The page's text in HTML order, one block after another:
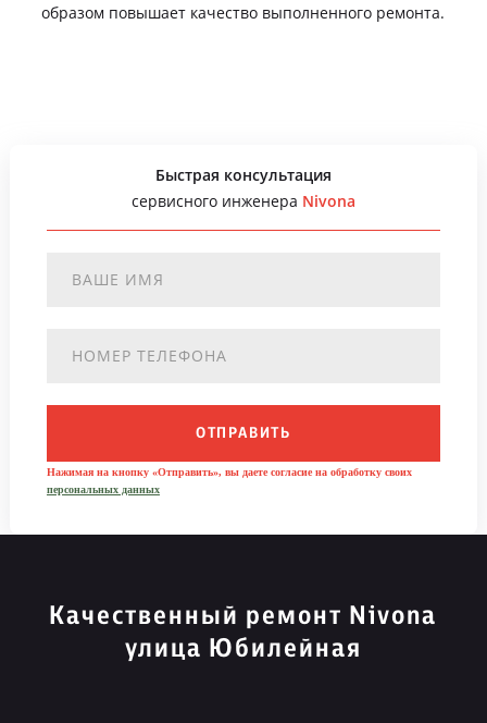
образом повышает качество выполненного ремонта.
Быстрая консультация
сервисного инженера Nivona
ОТПРАВИТЬ
Нажимая на кнопку «Отправить», вы даете согласие на обработку своих
персональных данных
Качественный ремонт Nivona
улица Юбилейная